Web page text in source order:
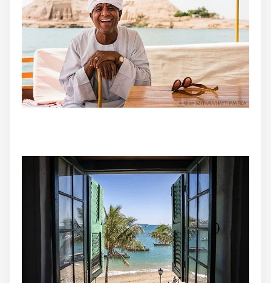
ou connectez-vous par mail
Politique de
confidentialité.